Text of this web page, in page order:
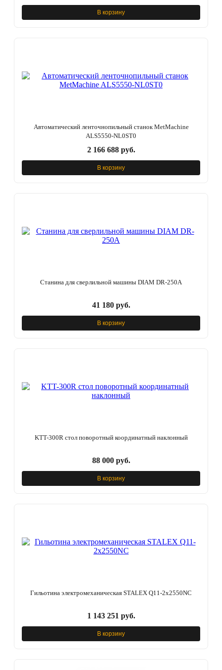
В корзину
Автоматический ленточнопильный станок MetMachine
ALS5550-NL0ST0
2 166 688 руб.
В корзину
Станина для сверлильной машины DIAM DR-250A
41 180 руб.
В корзину
KTT-300R стол поворотный координатный наклонный
88 000 руб.
В корзину
Гильотина электромеханическая STALEX Q11-2х2550NC
1 143 251 руб.
В корзину